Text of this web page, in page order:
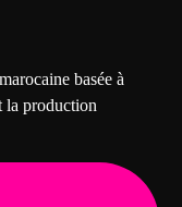
basée à
la production